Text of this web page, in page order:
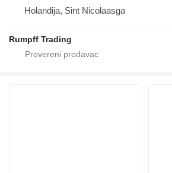
Holandija, Sint Nicolaasga
Rumpff Trading